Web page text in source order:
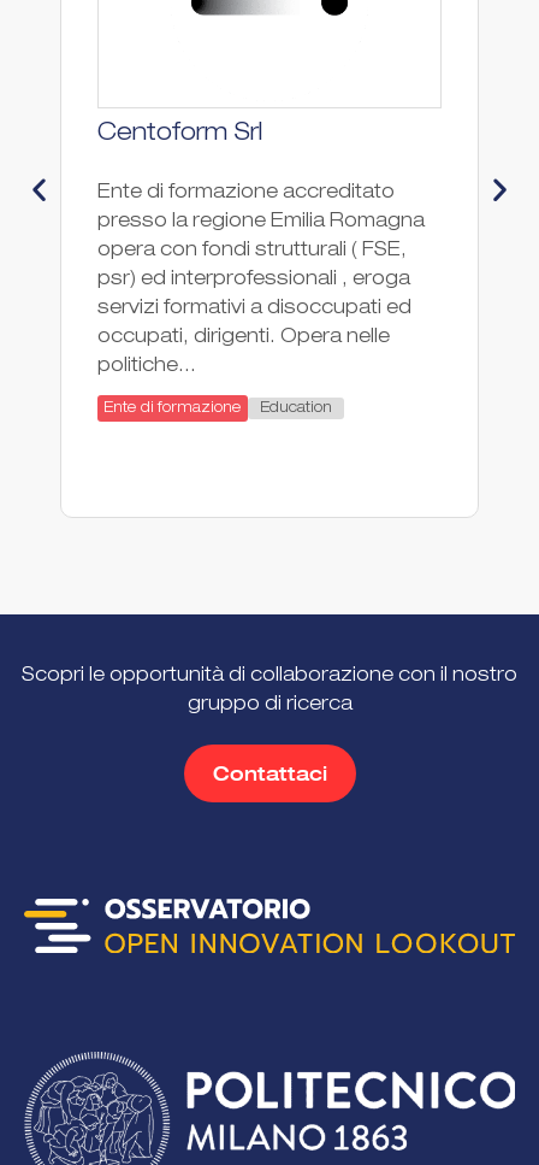
Centoform Srl
Ente di formazione accreditato
presso la regione Emilia Romagna
opera con fondi strutturali ( FSE,
psr) ed interprofessionali , eroga
servizi formativi a disoccupati ed
occupati, dirigenti. Opera nelle
politiche...
Ente di formazione Education
Scopri le opportunità di collaborazione con il nostro
gruppo di ricerca
Contattaci